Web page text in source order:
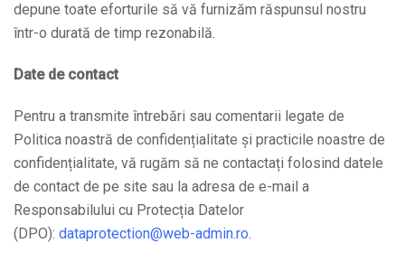
depune toate eforturile să vă furnizăm răspunsul nostru
într-o durată de timp rezonabilă.
Date de contact
Pentru a transmite întrebări sau comentarii legate de
Politica noastră de confidențialitate și practicile noastre de
confidențialitate, vă rugăm să ne contactați folosind datele
de contact de pe site sau la adresa de e-mail a
Responsabilului cu Protecția Datelor
(DPO): dataprotection@web-admin.ro.